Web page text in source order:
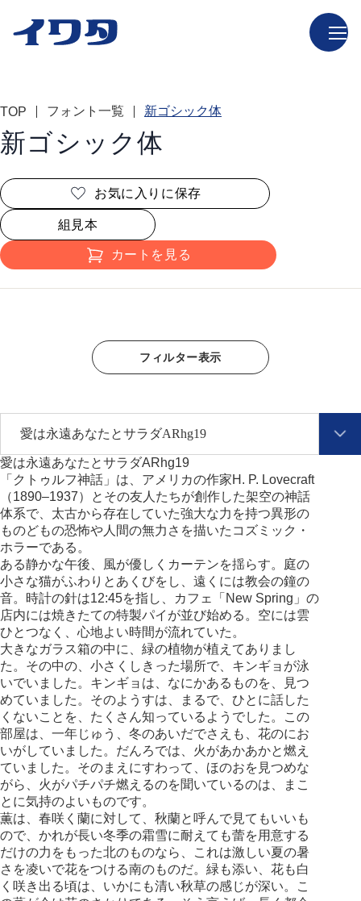
TOP フォント一覧 新ゴシック体
新ゴシック体
お気に入りに保存
組見本
カートを見る
プ
愛は永遠あなたとサラダARhg19
「クトゥルフ神話」は、アメリカの作家H. P. Lovecraft
（1890–1937）とその友人たちが創作した架空の神話
体系で、太古から存在していた強大な力を持つ異形の
ものどもの恐怖や人間の無力さを描いたコズミック・
ホラーである。
ある静かな午後、風が優しくカーテンを揺らす。庭の
小さな猫がふわりとあくびをし、遠くには教会の鐘の
音。時計の針は12:45を指し、カフェ「New Spring」の
店内には焼きたての特製パイが並び始める。空には雲
ひとつなく、心地よい時間が流れていた。
大きなガラス箱の中に、緑の植物が植えてありまし
た。その中の、小さくしきった場所で、キンギョが泳
いでいました。キンギョは、なにかあるものを、見つ
めていました。そのようすは、まるで、ひとに話した
くないことを、たくさん知っているようでした。この
部屋は、一年じゅう、冬のあいだでさえも、花のにお
いがしていました。だんろでは、火があかあかと燃え
ていました。そのまえにすわって、ほのおを見つめな
がら、火がパチパチ燃えるのを聞いているのは、まこ
とに気持のよいものです。
薫は、春咲く蘭に対して、秋蘭と呼んで見てもいいも
ので、かれが長い冬季の霜雪に耐えても蕾を用意する
だけの力をもった北のものなら、これは激しい夏の暑
さを凌いで花をつける南のものだ。緑も添い、花も白
く咲き出る頃は、いかにも清い秋草の感じが深い。こ
フィルター表示